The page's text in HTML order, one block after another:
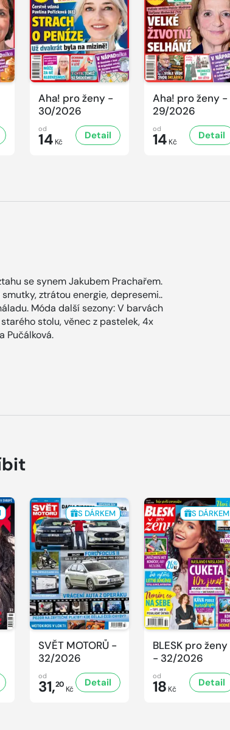
Aha! pro ženy -
30/2026
od
14 Kč
Detail
Aha! pro ženy -
29/2026
od
14 Kč
Detail
se synem Jakubem Prachařem.
ztrátou energie, depresemi..
Móda další sezony: V barvách
stolu, věnec z pastelek, 4x
Pučálková.
S DÁRKEM
SVĚT MOTORŮ -
32/2026
od
31,20 Kč
Detail
S DÁRKEM
BLESK pro ženy
- 32/2026
od
18 Kč
Detail